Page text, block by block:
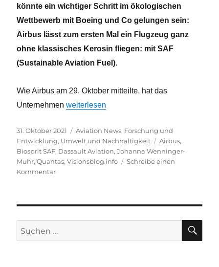
könnte ein wichtiger Schritt im ökologischen
Wettbewerb mit Boeing und Co gelungen sein:
Airbus lässt zum ersten Mal ein Flugzeug ganz
ohne klassisches Kerosin fliegen: mit SAF
(Sustainable Aviation Fuel).
Wie Airbus am 29. Oktober mitteilte, hat das
Unternehmen„Erster Flug ohne klassisches Kerosin“
weiterlesen
Veröffentlicht
am
31. Oktober 2021 Kategorien
Aviation News, Forschung und
Entwicklung, Umwelt und Nachhaltigkeit Schlagwörter
Airbus,
Biosprit SAF, Dassault Aviation,Johanna Wenninger-
Muhr,Quantas,Visionsblog.info
Schreibe einen
Kommentarzu
Kerosin
Suche
nach: